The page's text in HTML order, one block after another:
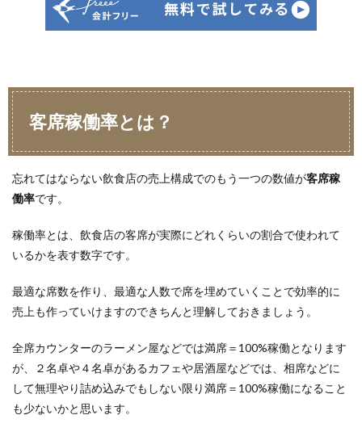
客席稼働率とは？
忘れてはならない飲食店の売上構成でのもう一つの数値が客席稼
働率です。
稼働率とは、飲食店の客席が実際にどれくらいの割合で使われて
いるかを表す数字です。
最適な席数を作り、最適な人数で席を埋めていくことで効率的に
売上も作っていけますのできちんと理解しておきましょう。
全席カウンターのラーメン屋などでは満席＝100%稼働となります
が、２名卓や４名卓があるカフェや居酒屋などでは、相席などに
して無理やり詰め込みでもしない限り満席＝100%稼働になること
も少ないかと思います。